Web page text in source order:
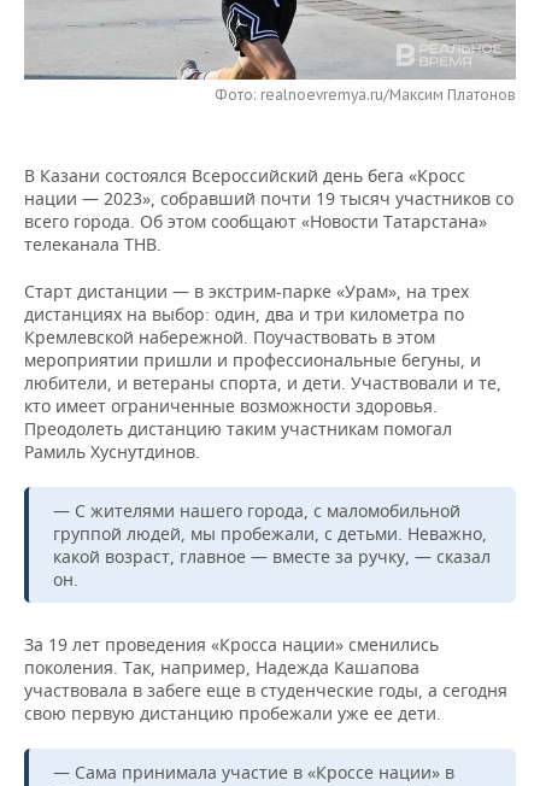
НЕФТЕХИМИЯ
ЭНЕРГЕТИКА
РОЗНИЧНАЯ ТОРГОВЛЯ
НОВОСТИ ТЕХНОЛОГИЙ
ТЕЛЕКОММУНИКАЦИИ
НОВОСТИ МЕРОПРИЯТИЙ
БИЗНЕС-БРАНЧИ
ОТКРЫТАЯ ЛЕКЦИЯ
ФУТБОЛ
БАСКЕТБОЛ
ВОЛЕЙБОЛ
КИБЕРСПОРТ
ФИГУРНОЕ КАТАНИЕ
ВОДНЫЕ ВИДЫ СПОРТА
ХОККЕЙ С МЯЧОМ
НОВОСТИ ОБЩЕСТВА
ИНФРАСТРУКТУРА
ИСТОРИЯ
КУЛЬТУРА
МЕДИЦИНА
ОБРАЗОВАНИЕ
ПРОИСШЕСТВИЯ
ФОТОГАЛЕРЕЯ
СПРАВОЧНИК
СПИСОК ПЕРСОН
СПИСОК КОМПАНИЙ
ПОЛНАЯ ВЕРСИЯ
Фото: realnoevremya.ru/Максим Платонов
В Казани состоялся Всероссийский день бега «Кросс
нации — 2023», собравший почти 19 тысяч участников со
всего города. Об этом сообщают «Новости Татарстана»
телеканала ТНВ.
Старт дистанции — в экстрим-парке «Урам», на трех
дистанциях на выбор: один, два и три километра по
Кремлевской набережной. Поучаствовать в этом
мероприятии пришли и профессиональные бегуны, и
любители, и ветераны спорта, и дети. Участвовали и те,
кто имеет ограниченные возможности здоровья.
Преодолеть дистанцию таким участникам помогал
Рамиль Хуснутдинов.
— С жителями нашего города, с маломобильной
группой людей, мы пробежали, с детьми. Неважно,
какой возраст, главное — вместе за ручку, — сказал
он.
За 19 лет проведения «Кросса нации» сменились
поколения. Так, например, Надежда Кашапова
участвовала в забеге еще в студенческие годы, а сегодня
свою первую дистанцию пробежали уже ее дети.
— Сама принимала участие в «Кроссе нации» в